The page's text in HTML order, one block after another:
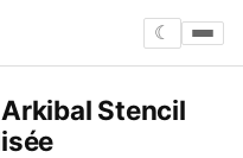
☾
Stencil